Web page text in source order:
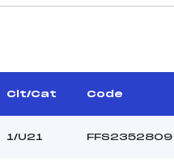
MARCEL (MJ)
POIREL HERVE (MJ)
Clt/Cat Code
1/U21 FFS2352809